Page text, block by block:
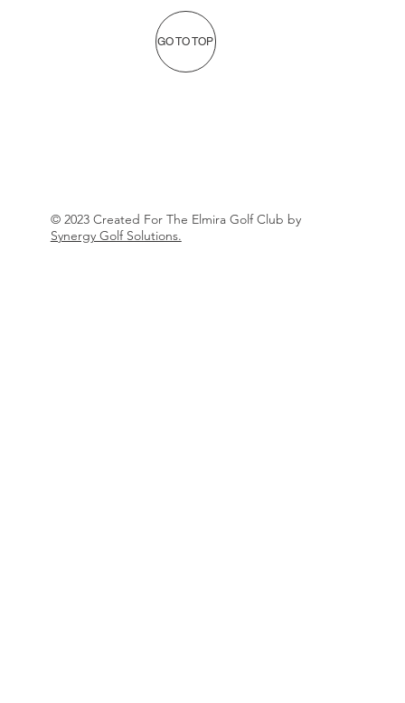
GO TO TOP
© 2023 Created For The Elmira Golf Club by
Synergy Golf Solutions.